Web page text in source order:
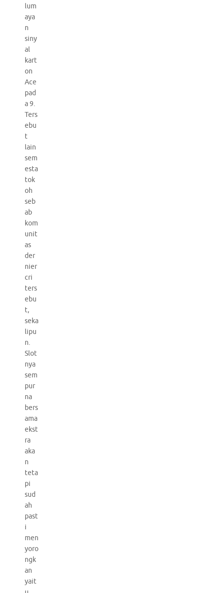
lum
aya
n
siny
al
kart
on
Ace
pad
a 9.
Ters
ebu
t
lain
sem
esta
tok
oh
seb
ab
kom
unit
as
der
nier
cri
ters
ebu
t,
seka
lipu
n.
Slot
nya
sem
pur
na
bers
ama
ekst
ra
aka
n
teta
pi
sud
ah
past
i
men
yoro
ngk
an
yait